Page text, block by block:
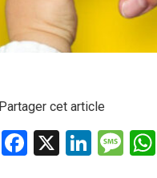
Partager cet article
F
X
Li
M